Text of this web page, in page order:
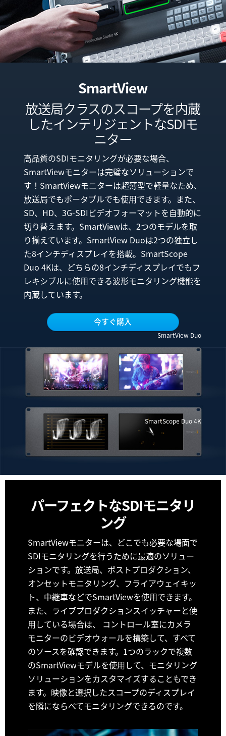
Mexico
Malaysia
Netherlands
Norway
Poland
Singapore
South Africa
Spain
Sweden
Chinese Taipei
Turkey
UAE
Ukraine
United States
SmartView
放送局クラスのスコープを内蔵
したインテリジェントなSDIモ
ニター
高品質のSDIモニタリングが必要な場合、
SmartViewモニターは完璧なソリューションで
す！SmartViewモニターは超薄型で軽量なため、
放送局でもポータブルでも使用できます。また、
SD、HD、3G-SDIビデオフォーマットを自動的に
切り替えます。SmartViewは、2つのモデルを取
り揃えています。SmartView Duoは2つの独立し
た8インチディスプレイを搭載。SmartScope
Duo 4Kは、どちらの8インチディスプレイでもフ
レキシブルに使用できる波形モニタリング機能を
内蔵しています。
今すぐ購入
SmartView Duo
SmartScope Duo 4K
パーフェクトなSDIモニタリ
ング
SmartViewモニターは、どこでも必要な場面で
SDIモニタリングを行うために最適のソリュー
ションです。放送局、ポストプロダクション、
オンセットモニタリング、フライアウェイキッ
ト、中継車などでSmartViewを使用できます。
また、ライブプロダクションスイッチャーと使
用している場合は、 コントロール室にカメラ
モニターのビデオウォールを構築して、すべて
のソースを確認できます。1つのラックで複数
のSmartViewモデルを使用して、モニタリング
ソリューションをカスタマイズすることもでき
ます。映像と選択したスコープのディスプレイ
を隣にならべてモニタリングできるのです。